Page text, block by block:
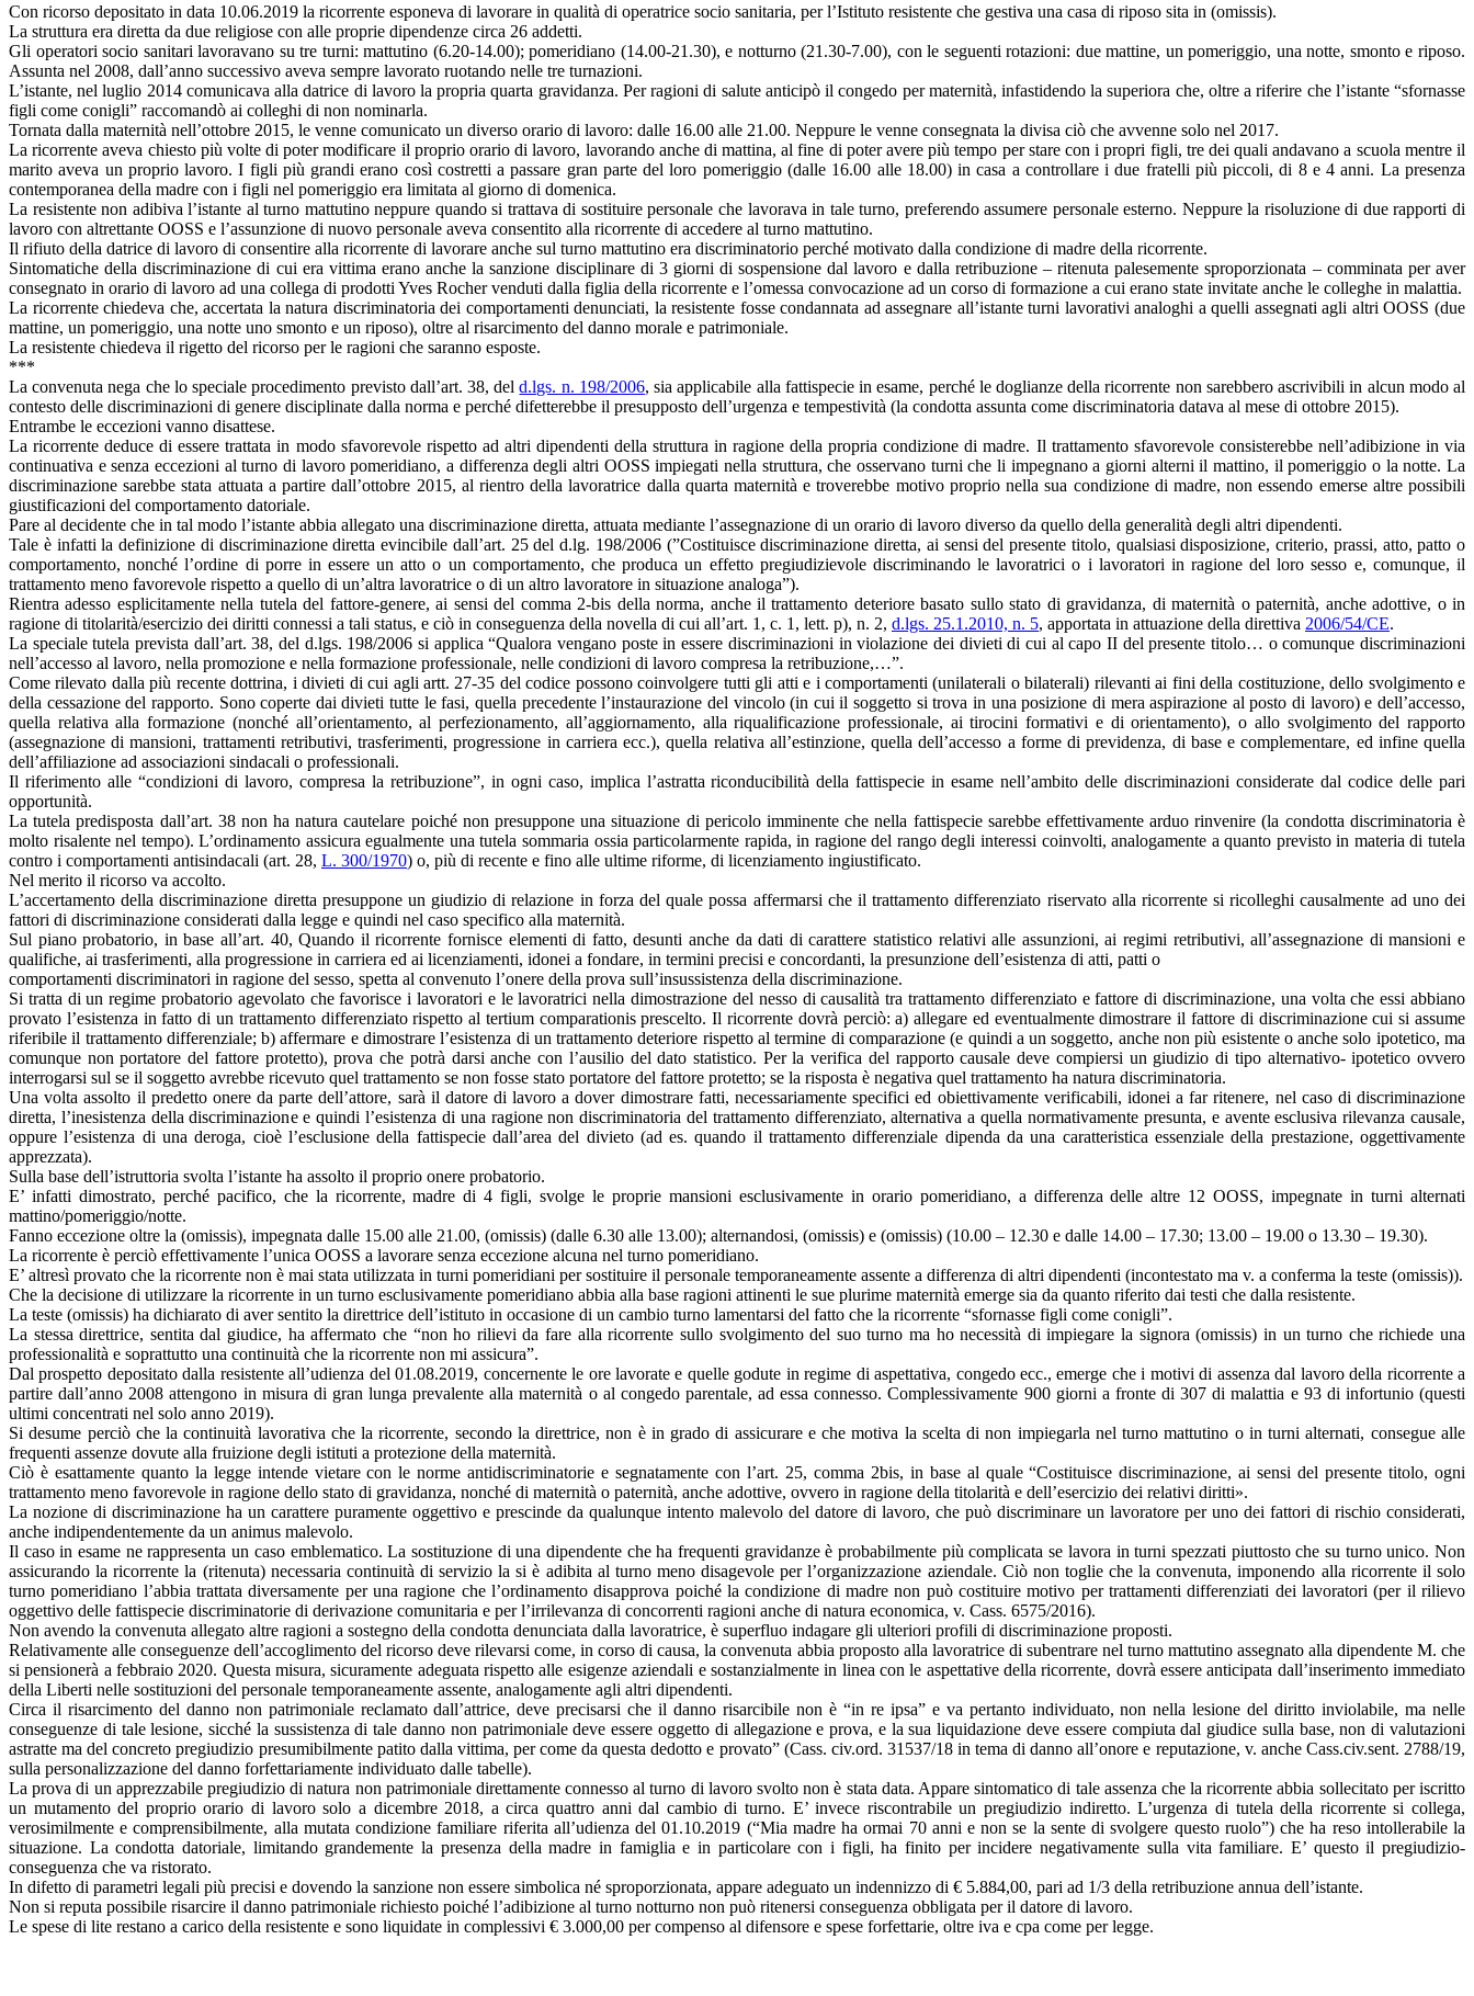
Con ricorso depositato in data 10.06.2019 la ricorrente esponeva di lavorare in qualità di operatrice socio sanitaria, per l’Istituto resistente che gestiva una casa di riposo sita in (omissis).
La struttura era diretta da due religiose con alle proprie dipendenze circa 26 addetti.
Gli operatori socio sanitari lavoravano su tre turni: mattutino (6.20-14.00); pomeridiano (14.00-21.30), e notturno (21.30-7.00), con le seguenti rotazioni: due mattine, un pomeriggio, una notte, smonto e riposo.
Assunta nel 2008, dall’anno successivo aveva sempre lavorato ruotando nelle tre turnazioni.
L’istante, nel luglio 2014 comunicava alla datrice di lavoro la propria quarta gravidanza. Per ragioni di salute anticipò il congedo per maternità, infastidendo la superiora che, oltre a riferire che l’istante “sfornasse
figli come conigli” raccomandò ai colleghi di non nominarla.
Tornata dalla maternità nell’ottobre 2015, le venne comunicato un diverso orario di lavoro: dalle 16.00 alle 21.00. Neppure le venne consegnata la divisa ciò che avvenne solo nel 2017.
La ricorrente aveva chiesto più volte di poter modificare il proprio orario di lavoro, lavorando anche di mattina, al fine di poter avere più tempo per stare con i propri figli, tre dei quali andavano a scuola mentre il
marito aveva un proprio lavoro. I figli più grandi erano così costretti a passare gran parte del loro pomeriggio (dalle 16.00 alle 18.00) in casa a controllare i due fratelli più piccoli, di 8 e 4 anni. La presenza
contemporanea della madre con i figli nel pomeriggio era limitata al giorno di domenica.
La resistente non adibiva l’istante al turno mattutino neppure quando si trattava di sostituire personale che lavorava in tale turno, preferendo assumere personale esterno. Neppure la risoluzione di due rapporti di
lavoro con altrettante OOSS e l’assunzione di nuovo personale aveva consentito alla ricorrente di accedere al turno mattutino.
Il rifiuto della datrice di lavoro di consentire alla ricorrente di lavorare anche sul turno mattutino era discriminatorio perché motivato dalla condizione di madre della ricorrente.
Sintomatiche della discriminazione di cui era vittima erano anche la sanzione disciplinare di 3 giorni di sospensione dal lavoro e dalla retribuzione – ritenuta palesemente sproporzionata – comminata per aver
consegnato in orario di lavoro ad una collega di prodotti Yves Rocher venduti dalla figlia della ricorrente e l’omessa convocazione ad un corso di formazione a cui erano state invitate anche le colleghe in malattia.
La ricorrente chiedeva che, accertata la natura discriminatoria dei comportamenti denunciati, la resistente fosse condannata ad assegnare all’istante turni lavorativi analoghi a quelli assegnati agli altri OOSS (due
mattine, un pomeriggio, una notte uno smonto e un riposo), oltre al risarcimento del danno morale e patrimoniale.
La resistente chiedeva il rigetto del ricorso per le ragioni che saranno esposte.
***
La convenuta nega che lo speciale procedimento previsto dall’art. 38, deld.lgs. n. 198/2006, sia applicabile alla fattispecie in esame, perché le doglianze della ricorrente non sarebbero ascrivibili in alcun modo al
contesto delle discriminazioni di genere disciplinate dalla norma e perché difetterebbe il presupposto dell’urgenza e tempestività (la condotta assunta come discriminatoria datava al mese di ottobre 2015).
Entrambe le eccezioni vanno disattese.
La ricorrente deduce di essere trattata in modo sfavorevole rispetto ad altri dipendenti della struttura in ragione della propria condizione di madre. Il trattamento sfavorevole consisterebbe nell’adibizione in via
continuativa e senza eccezioni al turno di lavoro pomeridiano, a differenza degli altri OOSS impiegati nella struttura, che osservano turni che li impegnano a giorni alterni il mattino, il pomeriggio o la notte. La
discriminazione sarebbe stata attuata a partire dall’ottobre 2015, al rientro della lavoratrice dalla quarta maternità e troverebbe motivo proprio nella sua condizione di madre, non essendo emerse altre possibili
giustificazioni del comportamento datoriale.
Pare al decidente che in tal modo l’istante abbia allegato una discriminazione diretta, attuata mediante l’assegnazione di un orario di lavoro diverso da quello della generalità degli altri dipendenti.
Tale è infatti la definizione di discriminazione diretta evincibile dall’art. 25 del d.lg. 198/2006 (”Costituisce discriminazione diretta, ai sensi del presente titolo, qualsiasi disposizione, criterio, prassi, atto, patto o
comportamento, nonché l’ordine di porre in essere un atto o un comportamento, che produca un effetto pregiudizievole discriminando le lavoratrici o i lavoratori in ragione del loro sesso e, comunque, il
trattamento meno favorevole rispetto a quello di un’altra lavoratrice o di un altro lavoratore in situazione analoga”).
Rientra adesso esplicitamente nella tutela del fattore-genere, ai sensi del comma 2-bis della norma, anche il trattamento deteriore basato sullo stato di gravidanza, di maternità o paternità, anche adottive, o in
ragione di titolarità/esercizio dei diritti connessi a tali status, e ciò in conseguenza della novella di cui all’art. 1, c. 1, lett. p), n. 2, d.lgs. 25.1.2010, n. 5, apportata in attuazione della direttiva 2006/54/CE.
La speciale tutela prevista dall’art. 38, del d.lgs. 198/2006 si applica “Qualora vengano poste in essere discriminazioni in violazione dei divieti di cui al capo II del presente titolo… o comunque discriminazioni
nell’accesso al lavoro, nella promozione e nella formazione professionale, nelle condizioni di lavoro compresa la retribuzione,…”.
Come rilevato dalla più recente dottrina, i divieti di cui agli artt. 27-35 del codice possono coinvolgere tutti gli atti e i comportamenti (unilaterali o bilaterali) rilevanti ai fini della costituzione, dello svolgimento e
della cessazione del rapporto. Sono coperte dai divieti tutte le fasi, quella precedente l’instaurazione del vincolo (in cui il soggetto si trova in una posizione di mera aspirazione al posto di lavoro) e dell’accesso,
quella relativa alla formazione (nonché all’orientamento, al perfezionamento, all’aggiornamento, alla riqualificazione professionale, ai tirocini formativi e di orientamento), o allo svolgimento del rapporto
(assegnazione di mansioni, trattamenti retributivi, trasferimenti, progressione in carriera ecc.), quella relativa all’estinzione, quella dell’accesso a forme di previdenza, di base e complementare, ed infine quella
dell’affiliazione ad associazioni sindacali o professionali.
Il riferimento alle “condizioni di lavoro, compresa la retribuzione”, in ogni caso, implica l’astratta riconducibilità della fattispecie in esame nell’ambito delle discriminazioni considerate dal codice delle pari
opportunità.
La tutela predisposta dall’art. 38 non ha natura cautelare poiché non presuppone una situazione di pericolo imminente che nella fattispecie sarebbe effettivamente arduo rinvenire (la condotta discriminatoria è
molto risalente nel tempo). L’ordinamento assicura egualmente una tutela sommaria ossia particolarmente rapida, in ragione del rango degli interessi coinvolti, analogamente a quanto previsto in materia di tutela
contro i comportamenti antisindacali (art. 28, L. 300/1970) o, più di recente e fino alle ultime riforme, di licenziamento ingiustificato.
Nel merito il ricorso va accolto.
L’accertamento della discriminazione diretta presuppone un giudizio di relazione in forza del quale possa affermarsi che il trattamento differenziato riservato alla ricorrente si ricolleghi causalmente ad uno dei
fattori di discriminazione considerati dalla legge e quindi nel caso specifico alla maternità.
Sul piano probatorio, in base all’art. 40, Quando il ricorrente fornisce elementi di fatto, desunti anche da dati di carattere statistico relativi alle assunzioni, ai regimi retributivi, all’assegnazione di mansioni e
qualifiche, ai trasferimenti, alla progressione in carriera ed ai licenziamenti, idonei a fondare, in termini precisi e concordanti, la presunzione dell’esistenza di atti, patti o
comportamenti discriminatori in ragione del sesso, spetta al convenuto l’onere della prova sull’insussistenza della discriminazione.
Si tratta di un regime probatorio agevolato che favorisce i lavoratori e le lavoratrici nella dimostrazione del nesso di causalità tra trattamento differenziato e fattore di discriminazione, una volta che essi abbiano
provato l’esistenza in fatto di un trattamento differenziato rispetto al tertium comparationis prescelto. Il ricorrente dovrà perciò: a) allegare ed eventualmente dimostrare il fattore di discriminazione cui si assume
riferibile il trattamento differenziale; b) affermare e dimostrare l’esistenza di un trattamento deteriore rispetto al termine di comparazione (e quindi a un soggetto, anche non più esistente o anche solo ipotetico, ma
comunque non portatore del fattore protetto), prova che potrà darsi anche con l’ausilio del dato statistico. Per la verifica del rapporto causale deve compiersi un giudizio di tipo alternativo- ipotetico ovvero
interrogarsi sul se il soggetto avrebbe ricevuto quel trattamento se non fosse stato portatore del fattore protetto; se la risposta è negativa quel trattamento ha natura discriminatoria.
Una volta assolto il predetto onere da parte dell’attore, sarà il datore di lavoro a dover dimostrare fatti, necessariamente specifici ed obiettivamente verificabili, idonei a far ritenere, nel caso di discriminazione
diretta, l’inesistenza della discriminazione e quindi l’esistenza di una ragione non discriminatoria del trattamento differenziato, alternativa a quella normativamente presunta, e avente esclusiva rilevanza causale,
oppure l’esistenza di una deroga, cioè l’esclusione della fattispecie dall’area del divieto (ad es. quando il trattamento differenziale dipenda da una caratteristica essenziale della prestazione, oggettivamente
apprezzata).
Sulla base dell’istruttoria svolta l’istante ha assolto il proprio onere probatorio.
E’ infatti dimostrato, perché pacifico, che la ricorrente, madre di 4 figli, svolge le proprie mansioni esclusivamente in orario pomeridiano, a differenza delle altre 12 OOSS, impegnate in turni alternati
mattino/pomeriggio/notte.
Fanno eccezione oltre la (omissis), impegnata dalle 15.00 alle 21.00, (omissis) (dalle 6.30 alle 13.00); alternandosi, (omissis) e (omissis) (10.00 – 12.30 e dalle 14.00 – 17.30; 13.00 – 19.00 o 13.30 – 19.30).
La ricorrente è perciò effettivamente l’unica OOSS a lavorare senza eccezione alcuna nel turno pomeridiano.
E’ altresì provato che la ricorrente non è mai stata utilizzata in turni pomeridiani per sostituire il personale temporaneamente assente a differenza di altri dipendenti (incontestato ma v. a conferma la teste (omissis)).
Che la decisione di utilizzare la ricorrente in un turno esclusivamente pomeridiano abbia alla base ragioni attinenti le sue plurime maternità emerge sia da quanto riferito dai testi che dalla resistente.
La teste (omissis) ha dichiarato di aver sentito la direttrice dell’istituto in occasione di un cambio turno lamentarsi del fatto che la ricorrente “sfornasse figli come conigli”.
La stessa direttrice, sentita dal giudice, ha affermato che “non ho rilievi da fare alla ricorrente sullo svolgimento del suo turno ma ho necessità di impiegare la signora (omissis) in un turno che richiede una
professionalità e soprattutto una continuità che la ricorrente non mi assicura”.
Dal prospetto depositato dalla resistente all’udienza del 01.08.2019, concernente le ore lavorate e quelle godute in regime di aspettativa, congedo ecc., emerge che i motivi di assenza dal lavoro della ricorrente a
partire dall’anno 2008 attengono in misura di gran lunga prevalente alla maternità o al congedo parentale, ad essa connesso. Complessivamente 900 giorni a fronte di 307 di malattia e 93 di infortunio (questi
ultimi concentrati nel solo anno 2019).
Si desume perciò che la continuità lavorativa che la ricorrente, secondo la direttrice, non è in grado di assicurare e che motiva la scelta di non impiegarla nel turno mattutino o in turni alternati, consegue alle
frequenti assenze dovute alla fruizione degli istituti a protezione della maternità.
Ciò è esattamente quanto la legge intende vietare con le norme antidiscriminatorie e segnatamente con l’art. 25, comma 2bis, in base al quale “Costituisce discriminazione, ai sensi del presente titolo, ogni
trattamento meno favorevole in ragione dello stato di gravidanza, nonché di maternità o paternità, anche adottive, ovvero in ragione della titolarità e dell’esercizio dei relativi diritti».
La nozione di discriminazione ha un carattere puramente oggettivo e prescinde da qualunque intento malevolo del datore di lavoro, che può discriminare un lavoratore per uno dei fattori di rischio considerati,
anche indipendentemente da un animus malevolo.
Il caso in esame ne rappresenta un caso emblematico. La sostituzione di una dipendente che ha frequenti gravidanze è probabilmente più complicata se lavora in turni spezzati piuttosto che su turno unico. Non
assicurando la ricorrente la (ritenuta) necessaria continuità di servizio la si è adibita al turno meno disagevole per l’organizzazione aziendale. Ciò non toglie che la convenuta, imponendo alla ricorrente il solo
turno pomeridiano l’abbia trattata diversamente per una ragione che l’ordinamento disapprova poiché la condizione di madre non può costituire motivo per trattamenti differenziati dei lavoratori (per il rilievo
oggettivo delle fattispecie discriminatorie di derivazione comunitaria e per l’irrilevanza di concorrenti ragioni anche di natura economica, v. Cass. 6575/2016).
Non avendo la convenuta allegato altre ragioni a sostegno della condotta denunciata dalla lavoratrice, è superfluo indagare gli ulteriori profili di discriminazione proposti.
Relativamente alle conseguenze dell’accoglimento del ricorso deve rilevarsi come, in corso di causa, la convenuta abbia proposto alla lavoratrice di subentrare nel turno mattutino assegnato alla dipendente M. che
si pensionerà a febbraio 2020. Questa misura, sicuramente adeguata rispetto alle esigenze aziendali e sostanzialmente in linea con le aspettative della ricorrente, dovrà essere anticipata dall’inserimento immediato
della Liberti nelle sostituzioni del personale temporaneamente assente, analogamente agli altri dipendenti.
Circa il risarcimento del danno non patrimoniale reclamato dall’attrice, deve precisarsi che il danno risarcibile non è “in re ipsa” e va pertanto individuato, non nella lesione del diritto inviolabile, ma nelle
conseguenze di tale lesione, sicché la sussistenza di tale danno non patrimoniale deve essere oggetto di allegazione e prova, e la sua liquidazione deve essere compiuta dal giudice sulla base, non di valutazioni
astratte ma del concreto pregiudizio presumibilmente patito dalla vittima, per come da questa dedotto e provato” (Cass. civ.ord. 31537/18 in tema di danno all’onore e reputazione, v. anche Cass.civ.sent. 2788/19,
sulla personalizzazione del danno forfettariamente individuato dalle tabelle).
La prova di un apprezzabile pregiudizio di natura non patrimoniale direttamente connesso al turno di lavoro svolto non è stata data. Appare sintomatico di tale assenza che la ricorrente abbia sollecitato per iscritto
un mutamento del proprio orario di lavoro solo a dicembre 2018, a circa quattro anni dal cambio di turno. E’ invece riscontrabile un pregiudizio indiretto. L’urgenza di tutela della ricorrente si collega,
verosimilmente e comprensibilmente, alla mutata condizione familiare riferita all’udienza del 01.10.2019 (“Mia madre ha ormai 70 anni e non se la sente di svolgere questo ruolo”) che ha reso intollerabile la
situazione. La condotta datoriale, limitando grandemente la presenza della madre in famiglia e in particolare con i figli, ha finito per incidere negativamente sulla vita familiare. E’ questo il pregiudizio-
conseguenza che va ristorato.
In difetto di parametri legali più precisi e dovendo la sanzione non essere simbolica né sproporzionata, appare adeguato un indennizzo di € 5.884,00, pari ad 1/3 della retribuzione annua dell’istante.
Non si reputa possibile risarcire il danno patrimoniale richiesto poiché l’adibizione al turno notturno non può ritenersi conseguenza obbligata per il datore di lavoro.
Le spese di lite restano a carico della resistente e sono liquidate in complessivi € 3.000,00 per compenso al difensore e spese forfettarie, oltre iva e cpa come per legge.